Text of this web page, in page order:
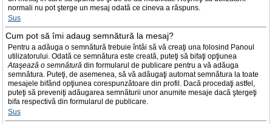
normali nu pot şterge un mesaj odată ce cineva a răspuns.
Sus
Cum pot să îmi adaug semnătură la mesaj?
Pentru a adăuga o semnătură trebuie întâi să vă creaţi una folosind Panoul
utilizatorului. Odată ce semnătura este creată, puteţi să bifaţi opţiunea
Ataşează o semnătură din formularul de publicare pentru a vă adăuga
semnătura. Puteţi, de asemenea, să vă adăugaţi automat semnătura la toate
mesajele bifând opţiunea corespunzătoare din profil. Dacă procedaţi astfel,
puteţi să preveniţi adăugarea semnăturii unor anumite mesaje dacă ştergeţi
bifa respectivă din formularul de publicare.
Sus